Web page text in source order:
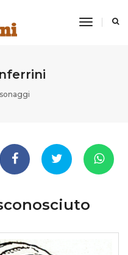
toggle